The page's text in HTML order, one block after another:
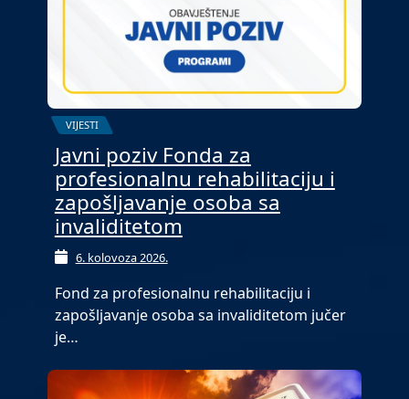
VIJESTI
Javni poziv Fonda za
profesionalnu rehabilitaciju i
zapošljavanje osoba sa
invaliditetom
6. kolovoza 2026.
Fond za profesionalnu rehabilitaciju i
zapošljavanje osoba sa invaliditetom jučer
je…